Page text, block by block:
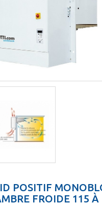
POSITIF
FROIDE 115 À